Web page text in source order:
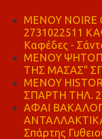
MENOY NOIRE
2731022511
Καφέδες -
ΜΕΝΟΥ
ΤΗΣ ΜΑΣΑΣ"
ΜΕΝΟΥ
ΣΠΑΡΤΗ ΤΗΛ.
ΑΦΑΙ
Σπάρτης